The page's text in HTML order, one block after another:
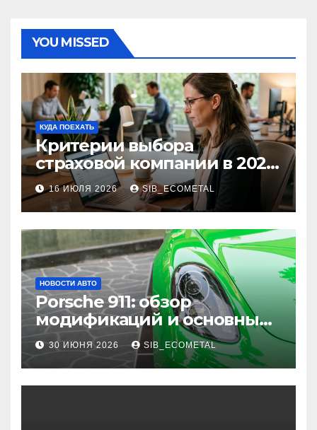
YOU MISSED
КУДА ПОЕХАТЬ
Критерии выбора
страховой компании в 2026
году: надежность и
реальные отзывы о
выплатах
16 ИЮЛЯ 2026 SIB_ECOMETAL
НОВОСТИ АВТО
Porsche 911: обзор
модификаций и основные
характеристики
30 ИЮНЯ 2026 SIB_ECOMETAL